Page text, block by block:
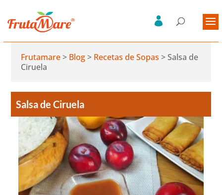
Frutamare> Blog> Recetas de Sopas >Salsa de
Ciruela
Salsa de Ciruela